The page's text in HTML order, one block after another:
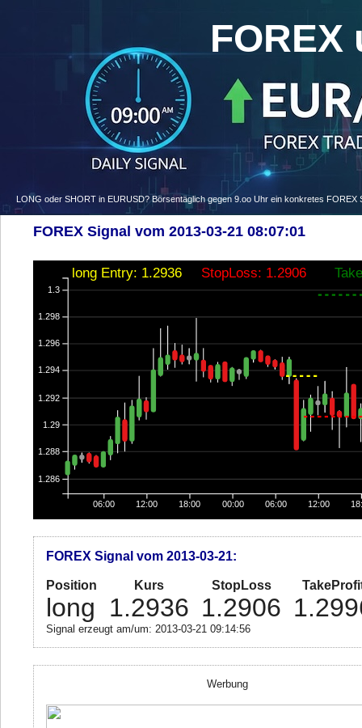
FOREX
LONG oder SHORT in EURUSD? Börsentäglich gegen 9.oo Uhr ein konkretes
FOREX Signal vom 2013-03-21 08:07:01
06:00 12:00 18:00 00:00 06:00 12:00
1.286
1.288
1.29
1.292
1.294
1.296
1.298
1.3
long Entry: 1.2936 StopLoss: 1.2906
FOREX Signal vom 2013-03-21:
Position Kurs StopLoss
long 1.2936 1.2906
Signal erzeugt am/um: 2013-03-21 09:14:56
Werbung